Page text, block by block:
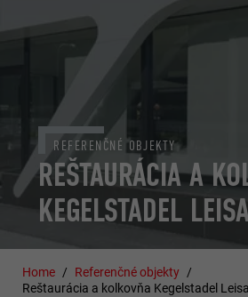
REŠTAURÁCIA A
KEGELSTADEL
REFERENČNÉ OBJEKTY
Home
Referenčné objekty
Reštaurácia a kolkovňa Kegelstadel